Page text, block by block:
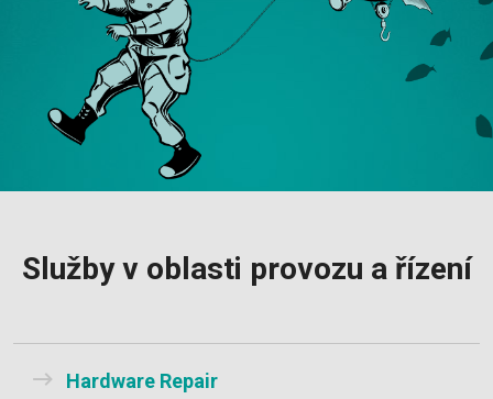
Služby v oblasti provozu a řízení
Hardware Repair